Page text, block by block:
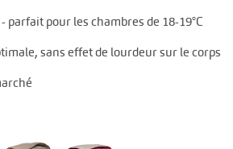
parfait pour les chambres de 18-19°C
sans effet de lourdeur sur le corps